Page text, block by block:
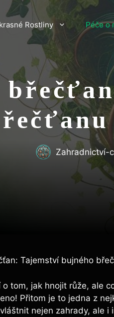
Rostliny Péče o
Zahradnictví-
Tajemství bujného
tom, jak⁤ hnojit růže, ale
Přitom je to‌ jedna z
nejen zahrady, ale i